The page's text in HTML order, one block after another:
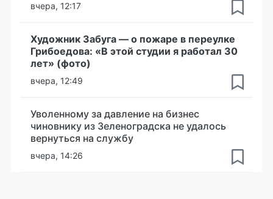
вчера, 12:17
Художник Забуга — о пожаре в переулке
Грибоедова: «В этой студии я работал 30
лет» (фото)
вчера, 12:49
Уволенному за давление на бизнес
чиновнику из Зеленоградска не удалось
вернуться на службу
вчера, 14:26